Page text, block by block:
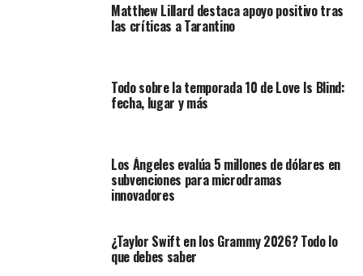
Matthew Lillard destaca apoyo positivo tras
las críticas a Tarantino
Todo sobre la temporada 10 de Love Is Blind:
fecha, lugar y más
Los Ángeles evalúa 5 millones de dólares en
subvenciones para microdramas
innovadores
¿Taylor Swift en los Grammy 2026? Todo lo
que debes saber